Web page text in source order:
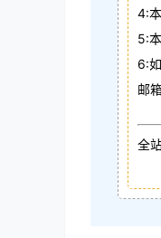
4:
5:
6:
邮
全